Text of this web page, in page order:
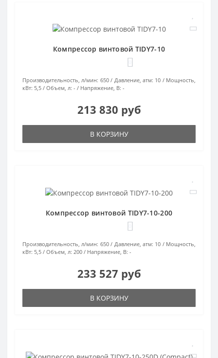
Компрессор винтовой TIDY7-10
Производительность, л/мин: 650 Давление, атм: 10
Мощность,
кВт: 5,5 Объем, л: - Напряжение, В: -
213 830 руб
В КОРЗИНУ
Компрессор винтовой TIDY7-10-200
Производительность, л/мин: 650 Давление, атм: 10
Мощность,
кВт: 5,5 Объем, л: 200 Напряжение, В: -
233 527 руб
В КОРЗИНУ